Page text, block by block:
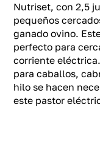
Nutriset, con 2,5
pequeños
ganado ovino.
perfecto para
corriente
para caballos,
hilo se hacen
este pastor